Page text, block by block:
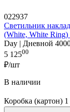
022937
Светильник
(White, White
Day | Дневной
5 12500
₽/шт
В наличии
Коробка (картон)